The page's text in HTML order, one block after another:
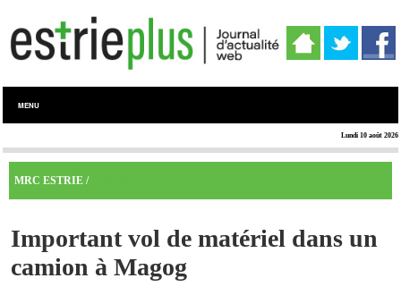
MENU
Lundi 10 août 2026
MRC ESTRIE /
Important vol de matériel dans un
camion à Magog